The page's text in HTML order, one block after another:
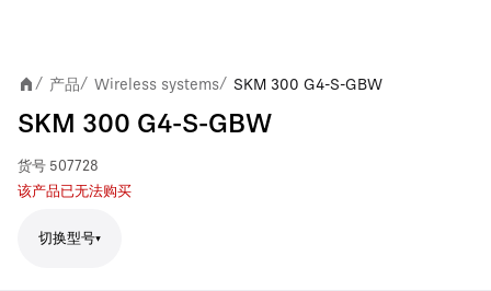
/ 产品/ Wireless systems/ SKM 300 G4-S-GBW
SKM 300 G4-S-GBW
货号 507728
该产品已无法购买
切换型号